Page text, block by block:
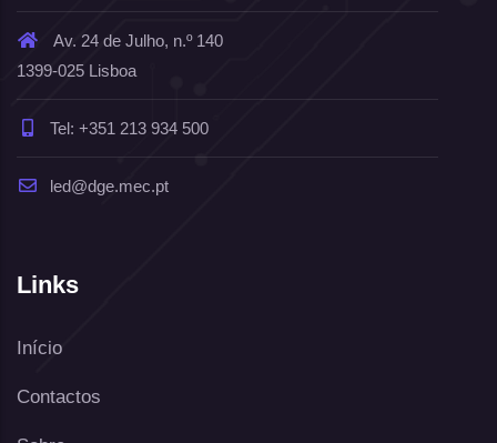
Av. 24 de Julho, n.º 140
1399-025 Lisboa
Tel: +351 213 934 500
led@dge.mec.pt
Links
Início
Contactos